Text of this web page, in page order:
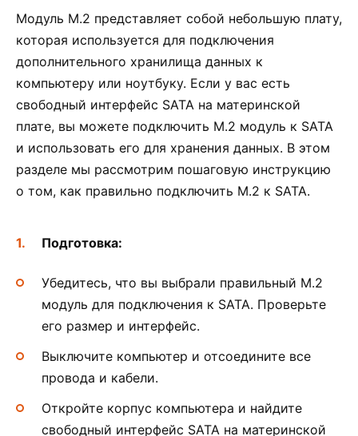
Модуль M.2 представляет собой небольшую плату,
которая используется для подключения
дополнительного хранилища данных к
компьютеру или ноутбуку. Если у вас есть
свободный интерфейс SATA на материнской
плате, вы можете подключить M.2 модуль к SATA
и использовать его для хранения данных. В этом
разделе мы рассмотрим пошаговую инструкцию
о том, как правильно подключить M.2 к SATA.
Подготовка:
Убедитесь, что вы выбрали правильный M.2
модуль для подключения к SATA. Проверьте
его размер и интерфейс.
Выключите компьютер и отсоедините все
провода и кабели.
Откройте корпус компьютера и найдите
свободный интерфейс SATA на материнской